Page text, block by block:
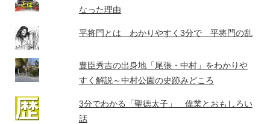
なった理由
平将門とは わかりやすく3分で 平将門の乱
豊臣秀吉の出身地「尾張・中村」をわかりや
すく解説～中村公園の史跡みどころ
3分でわかる「聖徳太子」 偉業とおもしろい
話